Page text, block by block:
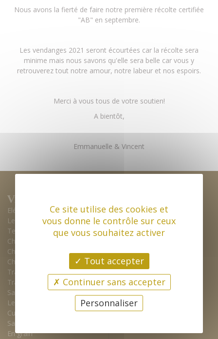
Nous avons la fierté de faire notre première récolte certifiée
"AB" en septembre.
Les vendanges 2021 seront écourtées car la récolte sera
minime mais nous savons qu'elle sera belle car vous y
retrouverez tout notre amour, notre labeur et nos espoirs.
Merci à vous tous de votre soutien!
A bientôt,
Emmanuelle & Vincent
Vins blancs
Elégance
Les Marnes
Terra Cotta
Chouette Blanche
Chardonnay Typé
Chardonnay de voile
Tradition
Tradition Magnum
Savagnin
Le 54
Cuvée du XXeme siècle
Sa t'y va?
En grain
Poulsard
PlouPlou d'or
Trousseau
Aux Rochettes
Verre Tige
Chouette Rouge
Pinot noir
Ce site utilise des cookies et
vous donne le contrôle sur ceux
que vous souhaitez activer
Tout accepter
Continuer sans accepter
Personnaliser